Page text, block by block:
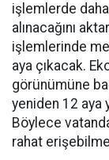
işlemlerde
alınacağını
işlemlerinde
aya çıkacak.
görünümüne
yeniden 12 aya
Böylece
rahat